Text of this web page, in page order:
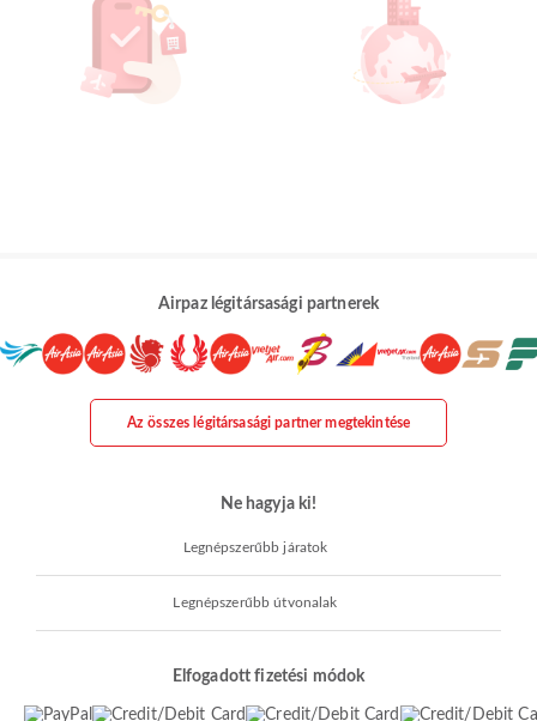
Airpaz légitársasági partnerek
Az összes légitársasági partner megtekintése
Ne hagyja ki!
Legnépszerűbb járatok
Legnépszerűbb útvonalak
Elfogadott fizetési módok